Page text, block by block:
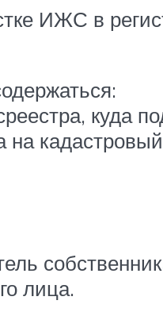
ИЖС в
куда
лица.